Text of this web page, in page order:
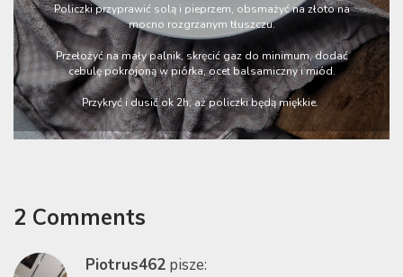
Policzki przyprawić solą i pieprzem, obsmażyć na złoto na
mocno rozgrzanym tłuszczu.
Przełożyć na mały palnik, skręcić gaz do minimum, dodać
cebulę pokrojoną w piórka, ocet balsamiczny i miód.
Przykryć i dusić ok 2h, aż policzki będą miękkie.
2 Comments
Piotrus462 pisze: